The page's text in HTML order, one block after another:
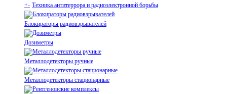
+- Техника антитеррора и радиоэлектронной борьбы
Блокираторы радиовзрывателей
Дозиметры
Металлодетекторы ручные
Металлодетекторы стационарные